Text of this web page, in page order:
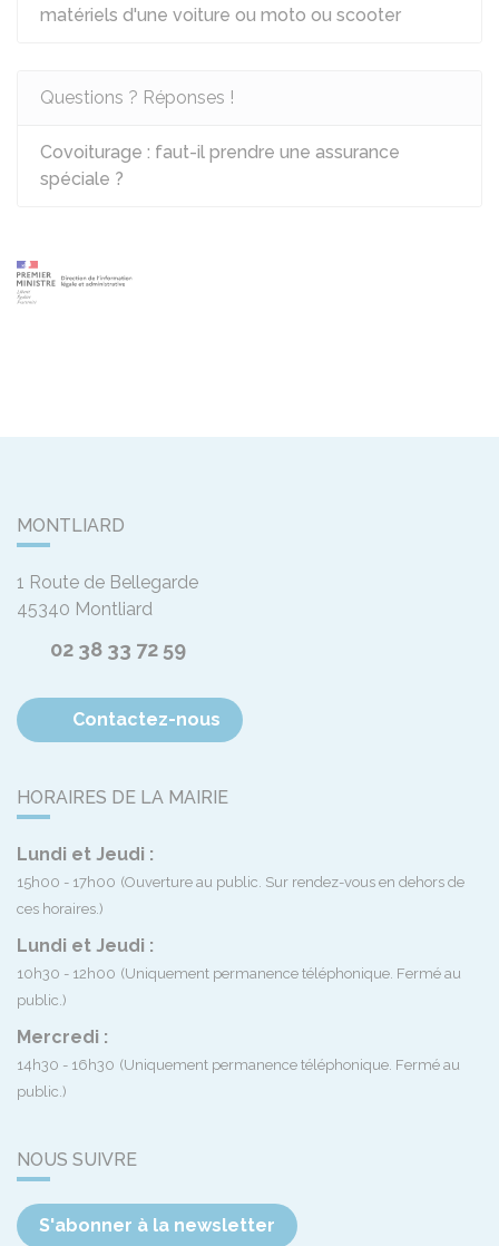
matériels d'une voiture ou moto ou scooter
Questions ? Réponses !
Covoiturage : faut-il prendre une assurance
spéciale ?
MONTLIARD
1 Route de Bellegarde
45340 Montliard
02 38 33 72 59
Contactez-nous
HORAIRES DE LA MAIRIE
Lundi et Jeudi :
15h00 - 17h00 (Ouverture au public. Sur rendez-vous en dehors de
ces horaires.)
Lundi et Jeudi :
10h30 - 12h00 (Uniquement permanence téléphonique. Fermé au
public.)
Mercredi :
14h30 - 16h30 (Uniquement permanence téléphonique. Fermé au
public.)
NOUS SUIVRE
S'abonner à la newsletter